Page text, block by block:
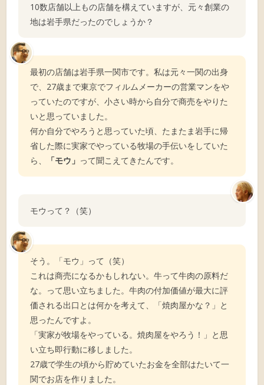
10数店舗以上もの店舗を構えていますが、元々創業の
地は岩手県だったのでしょうか？
最初の店舗は岩手県一関市です。私は元々一関の出身
で、27歳まで東京でフィルムメーカーの営業マンをや
っていたのですが、小さい時から自分で商売をやりた
いと思っていました。
何か自分でやろうと思っていた頃、たまたま岩手に帰
省した際に実家でやっている牧場の手伝いをしていた
ら、
「モウ」 って聞こえてきたんです。
モウって？（笑）
そう。「モウ」って（笑）
これは商売になるかもしれない。牛って牛肉の原料だ
な。って思い立ちました。牛肉の付加価値が最大に評
価される出口とは何かを考えて、「焼肉屋かな？」と
思ったんですよ。
「実家が牧場をやっている。焼肉屋をやろう！」と思
い立ち即行動に移しました。
27歳で学生の頃から貯めていたお金を全部はたいて一
関でお店を作りました。